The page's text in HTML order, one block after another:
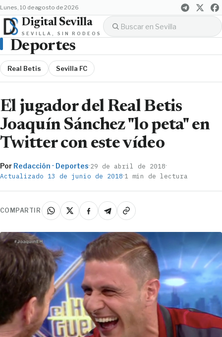
lunes, 10 de agosto de 2026
Digital Sevilla
SEVILLA, SIN RODEOS
Deportes
Real Betis Sevilla FC
El jugador del Real Betis
Joaquín Sánchez "lo peta" en
Twitter con este vídeo
Por Redacción · Deportes·29 de abril de 2018·
Actualizado 13 de junio de 2018·1 min de lectura
COMPARTIR